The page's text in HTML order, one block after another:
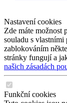
Nastavení cookies
Zde máte možnost
souladu s vlastními
zablokováním
stránky fungují a
našich zásadách
Funkční cookies